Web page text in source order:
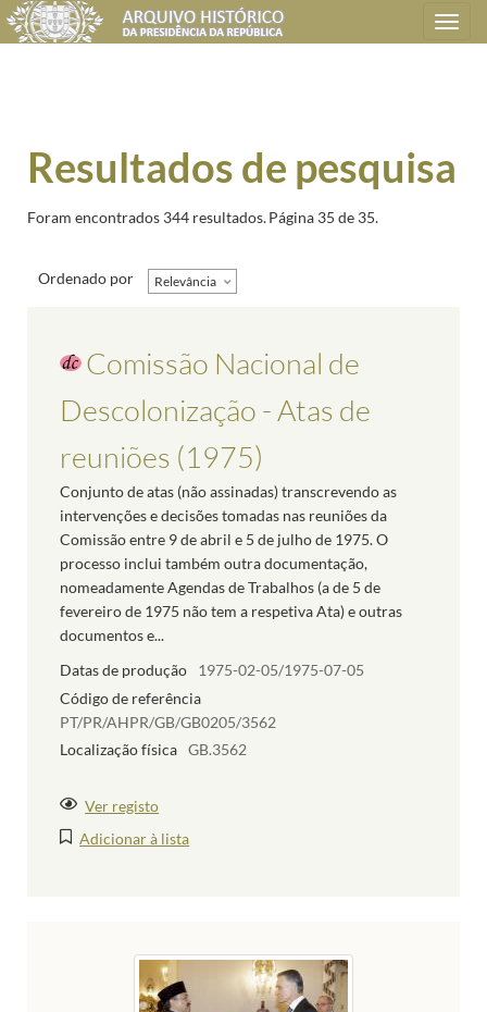
Toggle
navigation
Resultados de pesquisa
Foram encontrados 344 resultados.Página 35 de 35.
Ordenado por Relevância
Comissão Nacional de
Descolonização - Atas de
reuniões (1975)
Conjunto de atas (não assinadas) transcrevendo as
intervenções e decisões tomadas nas reuniões da
Comissão entre 9 de abril e 5 de julho de 1975. O
processo inclui também outra documentação,
nomeadamente Agendas de Trabalhos (a de 5 de
fevereiro de 1975 não tem a respetiva Ata) e outras
documentos e...
Datas de produção
1975-02-05/1975-07-05
Código de referência
PT/PR/AHPR/GB/GB0205/3562
Localização física GB.3562
Ver registo
Adicionar à lista